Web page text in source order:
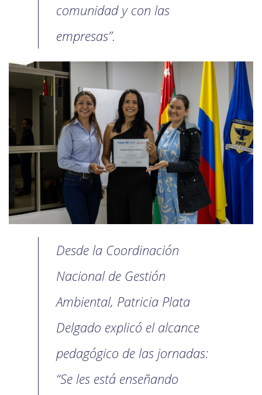
comunidad y con las
empresas”.
Desde la Coordinación
Nacional de Gestión
Ambiental, Patricia Plata
Delgado explicó el alcance
pedagógico de las jornadas:
“Se les está enseñando